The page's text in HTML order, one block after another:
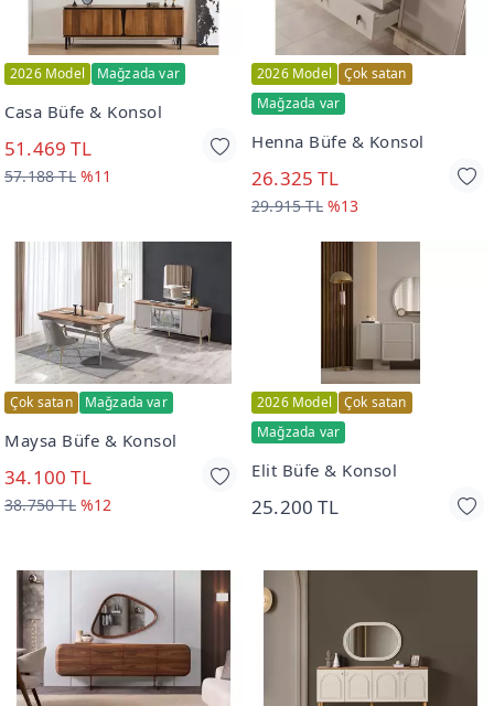
2026 Model Mağzada var
Casa Büfe & Konsol
51.469 TL
57.188 TL %11
2026 Model
Çok satan
Mağzada var
Henna Büfe & Konsol
26.325 TL
29.915 TL %13
Çok satan Mağzada var
Maysa Büfe & Konsol
34.100 TL
38.750 TL %12
2026 Model
Çok satan
Mağzada var
Elit Büfe & Konsol
25.200 TL